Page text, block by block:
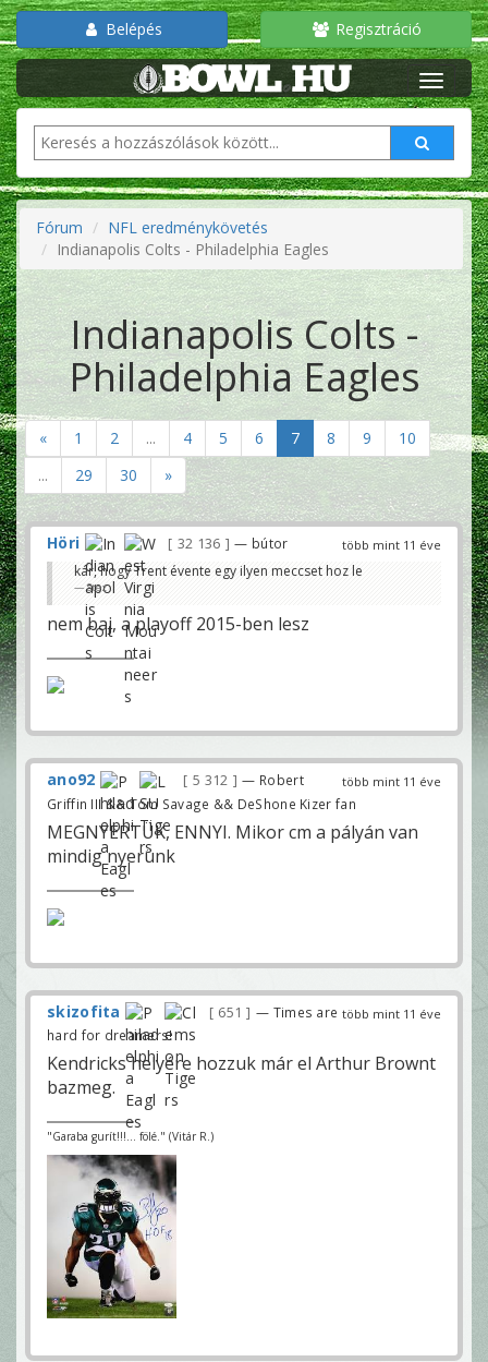
Belépés Regisztráció
Fórum
NFL eredménykövetés
Indianapolis Colts - Philadelphia Eagles
Indianapolis Colts -
Philadelphia Eagles
« 1 2 ... 4 5 6 7 8 9
10
...
29 30 »
több mint 11 éve
Höri 32 136 — bútor
kár, hogy Trent évente egy ilyen meccset hoz le
Stez
nem baj, a playoff 2015-ben lesz
több mint 11 éve
ano92 5 312
— Robert
Griffin III && Tom Savage && DeShone Kizer fan
MEGNYERTÜK, ENNYI. Mikor cm a pályán van
mindig nyerünk
több mint 11 éve
skizofita 651
— Times are
hard for dreamers!
Kendricks helyére hozzuk már el Arthur Brownt
bazmeg.
"Garaba gurít!!!... fölé." (Vitár R.)